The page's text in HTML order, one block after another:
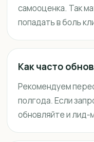
самооценка. Так
попадать в боль
Как часто
Рекомендуем
полгода. Если
обновляйте и лид-